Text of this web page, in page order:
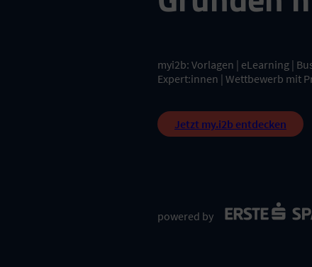
myi2b: Vorlagen | eLearning |
Expert:innen | Wettbewerb mit
Jetzt my.i2b entdecken
powered by